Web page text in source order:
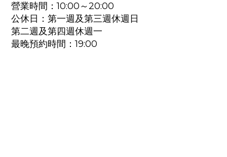
營業時間：10:00～20:00
公休日：第一週及第三週休週日
第二週及第四週休週一
最晚預約時間：19:00